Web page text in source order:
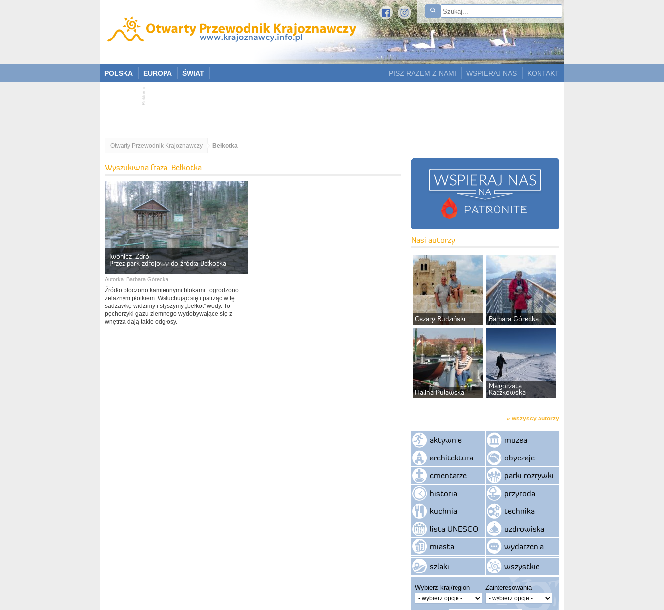
POLSKA EUROPA ŚWIAT KONTAKT
WSPIERAJ NAS
PISZ RAZEM Z NAMI
Otwarty Przewodnik Krajoznawczy Bełkotka
Wyszukiwna fraza: Bełkotka
Iwonicz-Zdrój
Przez park zdrojowy do źródła Bełkotka
Autorka: Barbara Górecka
Źródło otoczono kamiennymi blokami i ogrodzono
żelaznym płotkiem. Wsłuchując się i patrząc w tę
sadzawkę widzimy i słyszymy „bełkot” wody. To
pęcherzyki gazu ziemnego wydobywające się z
wnętrza dają takie odgłosy.
Nasi autorzy
Cezary Rudziński Barbara Górecka
Halina Puławska
Małgorzata
Raczkowska
» wszyscy autorzy
aktywnie
architektura
cmentarze
historia
kuchnia
lista UNESCO
miasta
szlaki
muzea
obyczaje
parki rozrywki
przyroda
technika
uzdrowiska
wydarzenia
wszystkie
Wybierz kraj/region Zainteresowania